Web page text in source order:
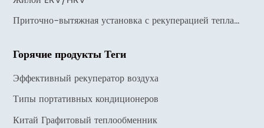
Приточно-вытяжная установка с рекуперацией тепла
Горячие продукты Теги
Эффективный рекуператор воздуха
Типы портативных кондиционеров
Китай Графитовый теплообменник